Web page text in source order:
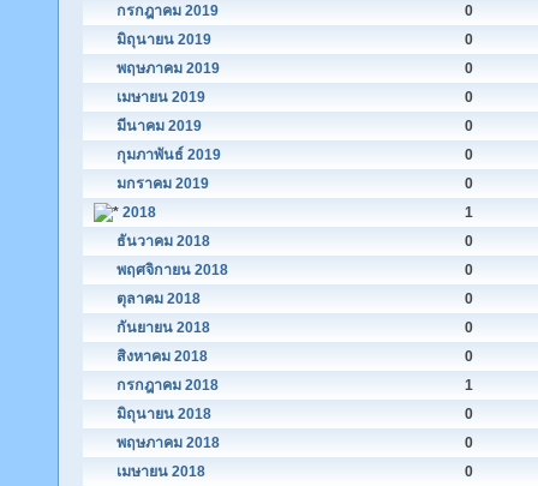
กรกฎาคม 2019
0
มิถุนายน 2019
0
พฤษภาคม 2019
0
เมษายน 2019
0
มีนาคม 2019
0
กุมภาพันธ์ 2019
0
มกราคม 2019
0
2018
1
ธันวาคม 2018
0
พฤศจิกายน 2018
0
ตุลาคม 2018
0
กันยายน 2018
0
สิงหาคม 2018
0
กรกฎาคม 2018
1
มิถุนายน 2018
0
พฤษภาคม 2018
0
เมษายน 2018
0